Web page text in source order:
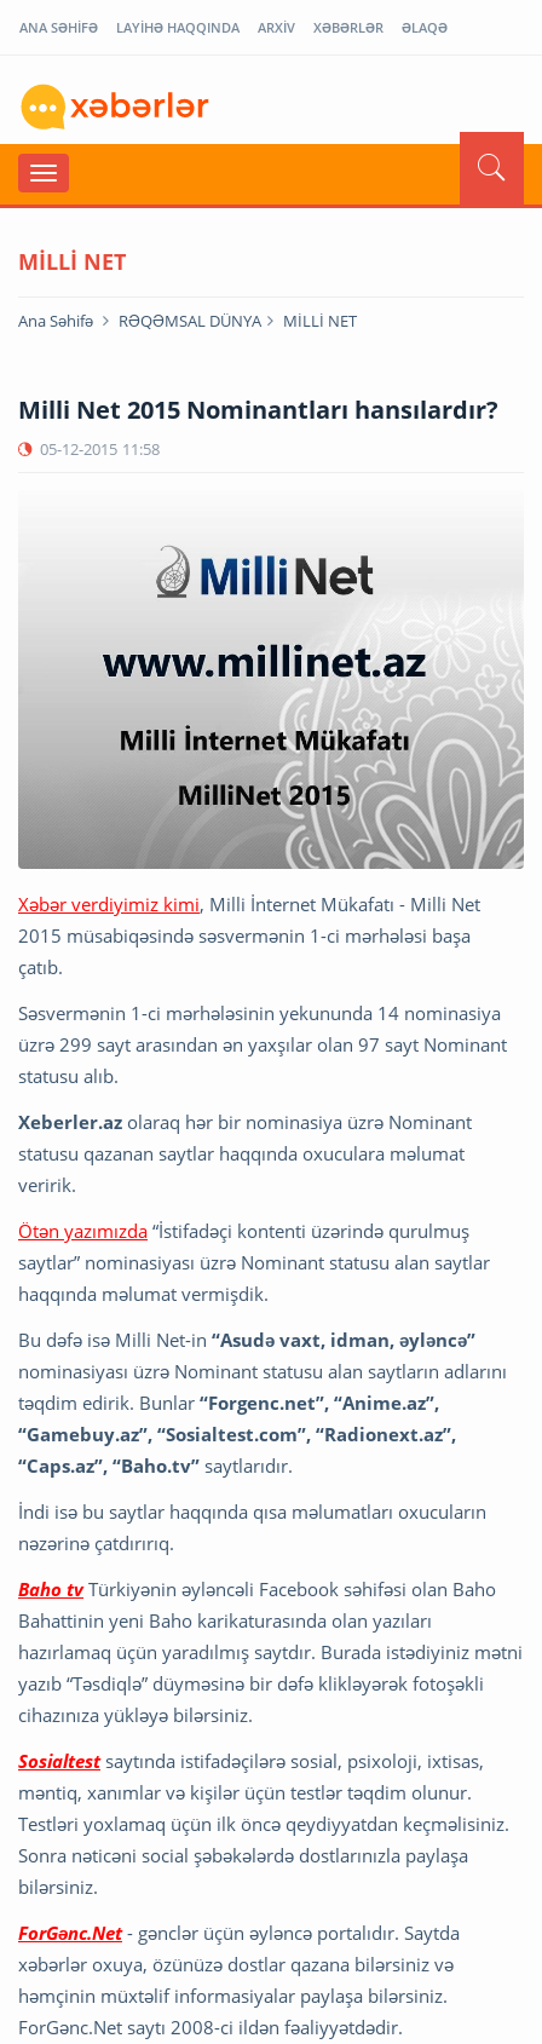
ANA SƏHİFƏ LAYİHƏ HAQQINDA ARXİV XƏBƏRLƏR ƏLAQƏ
MİLLİ NET
Ana Səhifə RƏQƏMSAL DÜNYA MİLLİ NET
Milli Net 2015 Nominantları hansılardır?
05-12-2015 11:58
Xəbər verdiyimiz kimi, Milli İnternet Mükafatı - Milli Net
2015 müsabiqəsində səsvermənin 1-ci mərhələsi başa
çatıb.
Səsvermənin 1-ci mərhələsinin yekununda 14 nominasiya
üzrə 299 sayt arasından ən yaxşılar olan 97 sayt Nominant
statusu alıb.
Xeberler.az olaraq hər bir nominasiya üzrə Nominant
statusu qazanan saytlar haqqında oxuculara məlumat
veririk.
Ötən yazımızda “İstifadəçi kontenti üzərində qurulmuş
saytlar” nominasiyası üzrə Nominant statusu alan saytlar
haqqında məlumat vermişdik.
Bu dəfə isə Milli Net-in “Asudə vaxt, idman, əyləncə”
nominasiyası üzrə Nominant statusu alan saytların adlarını
təqdim edirik. Bunlar “Forgenc.net”, “Anime.az”,
“Gamebuy.az”, “Sosialtest.com”, “Radionext.az”,
“Caps.az”, “Baho.tv” saytlarıdır.
İndi isə bu saytlar haqqında qısa məlumatları oxucuların
nəzərinə çatdırırıq.
Baho tvTürkiyənin əyləncəli Facebook səhifəsi olan Baho
Bahattinin yeni Baho karikaturasında olan yazıları
hazırlamaq üçün yaradılmış saytdır. Burada istədiyiniz mətni
yazıb “Təsdiqlə” düyməsinə bir dəfə klikləyərək fotoşəkli
cihazınıza yükləyə bilərsiniz.
Sosialtestsaytında istifadəçilərə sosial, psixoloji, ixtisas,
məntiq, xanımlar və kişilər üçün testlər təqdim olunur.
Testləri yoxlamaq üçün ilk öncə qeydiyyatdan keçməlisiniz.
Sonra nəticəni social şəbəkələrdə dostlarınızla paylaşa
bilərsiniz.
ForGənc.Net - gənclər üçün əyləncə portalıdır. Saytda
xəbərlər oxuya, özünüzə dostlar qazana bilərsiniz və
həmçinin müxtəlif informasiyalar paylaşa bilərsiniz.
ForGənc.Net saytı 2008-ci ildən fəaliyyətdədir.